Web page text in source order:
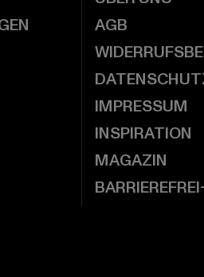
AGB
IMPRESSUM
INSPIRATION
MAGAZIN